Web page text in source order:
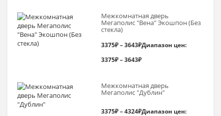
Межкомнатная дверь
Мегаполис "Вена" Экошпон (Без
стекла)
3375₽–3643₽Диапазон цен:
3375₽ – 3643₽
Межкомнатная дверь
Мегаполис "Дублин"
3375₽–4324₽Диапазон цен: